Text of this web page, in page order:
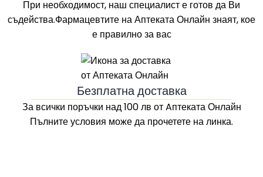
При необходимост, наш специалист е готов да Ви
съдейства.Фармацевтите наАптеката Онлайн знаят, кое
е правилно за вас
Безплатна доставка
За всички поръчки над 100 лв от Aптеката Онлайн
Пълните условия може да прочетете на линка.